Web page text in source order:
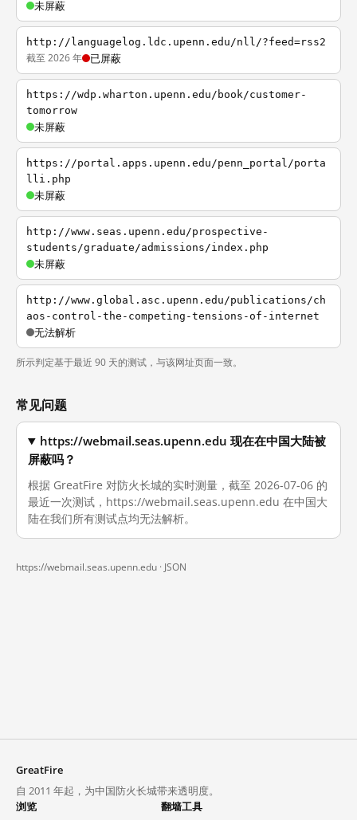
未屏蔽
http://languagelog.ldc.upenn.edu/nll/?feed=rss2
截至 2026 年 已屏蔽
https://wdp.wharton.upenn.edu/book/customer-
tomorrow
未屏蔽
https://portal.apps.upenn.edu/penn_portal/porta
lli.php
未屏蔽
http://www.seas.upenn.edu/prospective-
students/graduate/admissions/index.php
未屏蔽
http://www.global.asc.upenn.edu/publications/ch
aos-control-the-competing-tensions-of-internet
无法解析
所示判定基于最近 90 天的测试，与该网址页面一致。
常见问题
https://webmail.seas.upenn.edu 现在在中国大陆被
屏蔽吗？
根据 GreatFire 对防火长城的实时测量，截至 2026-07-06 的
最近一次测试，https://webmail.seas.upenn.edu 在中国大
陆在我们所有测试点均无法解析。
https://webmail.seas.upenn.edu · JSON
GreatFire
自 2011 年起，为中国防火长城带来透明度。
浏览
翻墙工具